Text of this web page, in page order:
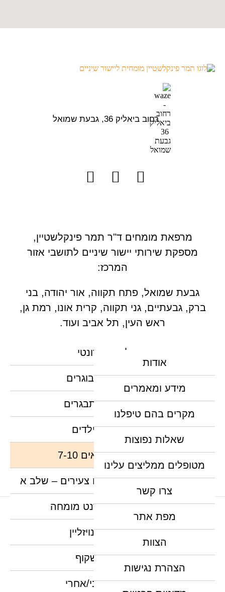
רחוב ביאליק 36, גבעת שמואל
מרפאת מומחים ד"ר תמר פינקלשטיין,
מספקת שירותי יישור שיניים לתושבי אזור
המרכז:
גבעת שמואל, פתח תקווה, אור יהודה, בני
ברק, גבעתיים, גני תקווה, קרית אונו, רמת גן,
ראש העין, תל אביב ועוד.
טיפול אורתודונטי
יישור שיניים למבוגרים
יישור שיניים למתבגרים
יישור שיניים לילדים
יישור שיניים לגילאים 7-10
יישור שיניים מקדים לילדים צעירים – שלב א
יישור שיניים אורתודנט מומחה
יישור שיניים אינויזליין
יישור שיניים שקוף
יישור שיניים לפני/אחרי
אודות
מידע ומאמרים
מקרים בהם טיפלנו
שאלות נפוצות
מטופלים ממליצים עלינו
צרו קשר
מפת אתר
הצוות
הצהרת נגישות
האתר נבנה, מנוהל ומקודם ע"י צוות נילס